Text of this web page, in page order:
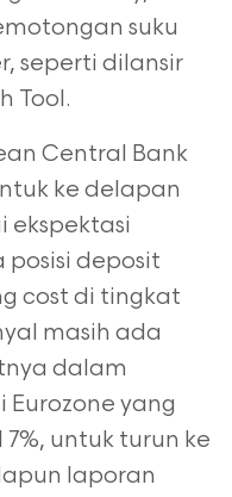
suku
seperti dilansir
Tool.
Central Bank
ke delapan
ekspektasi
posisi deposit
cost di tingkat
masih ada
dalam
yang
untuk turun ke
laporan